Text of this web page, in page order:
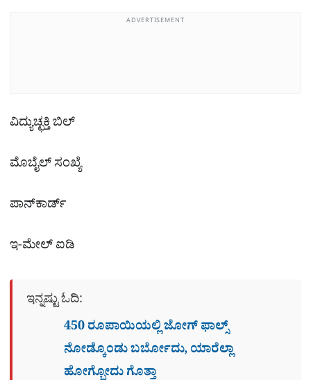
ADVERTISEMENT
ವಿದ್ಯುಚ್ಛಕ್ತಿ ಬಿಲ್
ಮೊಬೈಲ್ ಸಂಖ್ಯೆ
ಪಾನ್‌ಕಾರ್ಡ್‌
ಇ-ಮೇಲ್ ಐಡಿ
ಇನ್ನಷ್ಟು ಓದಿ:
450 ರೂಪಾಯಿಯಲ್ಲಿ ಜೋಗ್​ ಫಾಲ್ಸ್​
ನೋಡ್ಕೊಂಡು ಬರ್ಬೋದು, ಯಾರೆಲ್ಲಾ
ಹೋಗ್ಬೋದು ಗೊತ್ತಾ